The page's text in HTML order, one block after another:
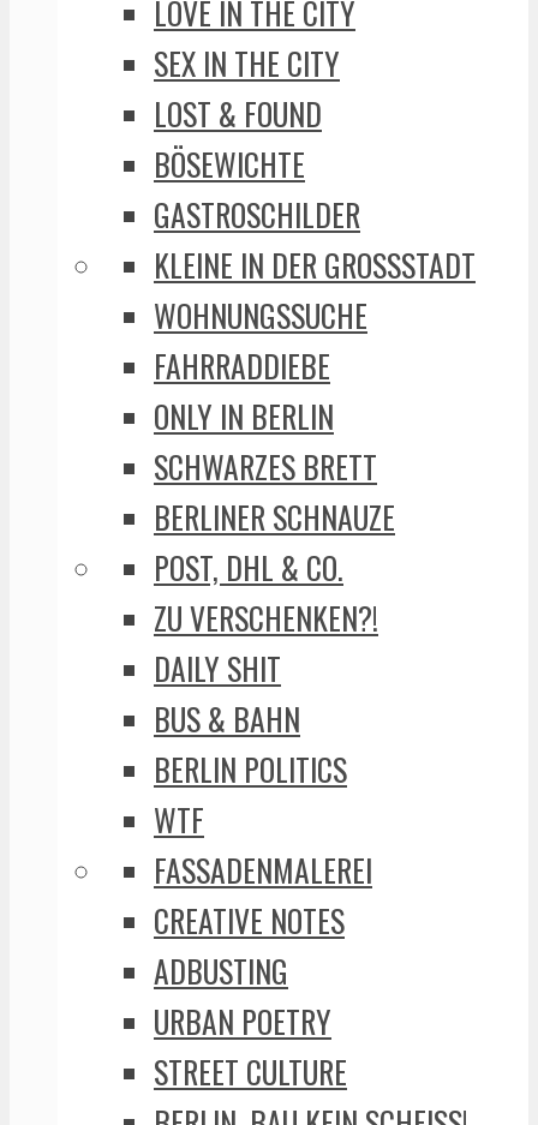
LOVE IN THE CITY
SEX IN THE CITY
LOST & FOUND
BÖSEWICHTE
GASTROSCHILDER
KLEINE IN DER GROSSSTADT
WOHNUNGSSUCHE
FAHRRADDIEBE
ONLY IN BERLIN
SCHWARZES BRETT
BERLINER SCHNAUZE
POST, DHL & CO.
ZU VERSCHENKEN?!
DAILY SHIT
BUS & BAHN
BERLIN POLITICS
WTF
FASSADENMALEREI
CREATIVE NOTES
ADBUSTING
URBAN POETRY
STREET CULTURE